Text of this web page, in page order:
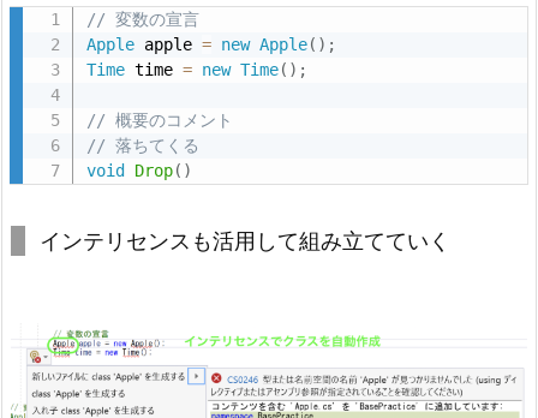
タ
グ
6.
// 変数の宣言
Apple apple = new Apple( ) ;
Time time = new Time( ) ;
// 概要のコメント
// 落ちてくる
void
Drop( )
インテリセンスも活用して組み立てていく